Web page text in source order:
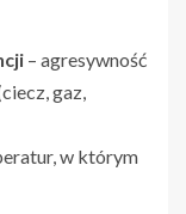
– agresywność
gaz,
w którym